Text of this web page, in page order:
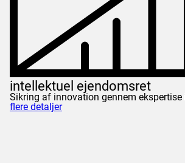
intellektuel ejendomsret
Sikring af innovation gennem
flere detaljer